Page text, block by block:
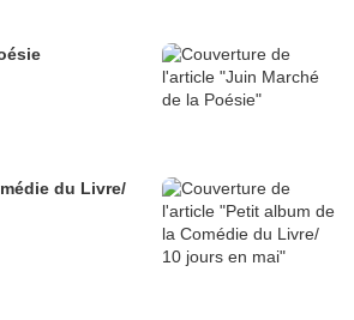
du Livre/